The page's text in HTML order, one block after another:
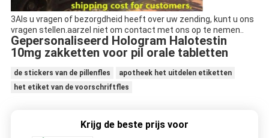
3Als u vragen of bezorgdheid heeft over uw zending, kunt u ons
vragen stellen.aarzel niet om contact met ons op te nemen..
Gepersonaliseerd Hologram Halotestin
10mg zakketten voor pil orale tabletten
de stickers van de pillenfles
apotheek het uitdelen etiketten
het etiket van de voorschriftfles
Krijg de beste prijs voor